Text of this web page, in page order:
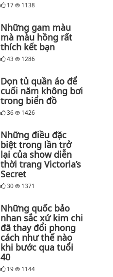
17 1138
Những gam màu
mà màu hồng rất
thích kết bạn
43 1286
Dọn tủ quần áo để
cuối năm không bơi
trong biển đồ
36 1426
Những điều đặc
biệt trong lần trở
lại của show diễn
thời trang Victoria’s
Secret
30 1371
Những quốc bảo
nhan sắc xứ kim chi
đã thay đổi phong
cách như thế nào
khi bước qua tuổi
40
19 1144